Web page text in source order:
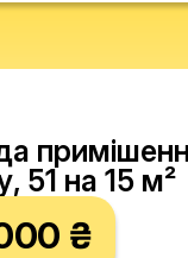
51 на 15 м²
₴